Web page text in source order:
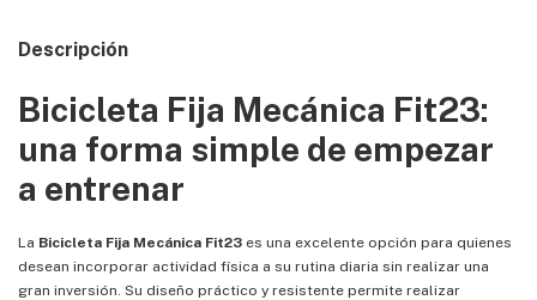
Descripción
Bicicleta Fija Mecánica Fit23:
una forma simple de empezar
a entrenar
La Bicicleta Fija Mecánica Fit23 es una excelente opción para quienes
desean incorporar actividad física a su rutina diaria sin realizar una
gran inversión. Su diseño práctico y resistente permite realizar